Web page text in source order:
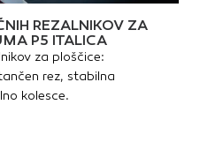
REZALNIKOV ZA
P5 ITALICA
za ploščice:
rez, stabilna
kolesce.